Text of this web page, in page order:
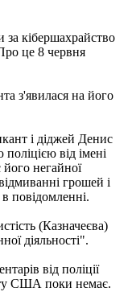
кібершахрайство
це 8 червня
з'явилася на його
і діджей Денис
від імені
негайної
грошей і
повідомленні.
(Казначеєва)
діяльності".
від поліції
США поки немає.